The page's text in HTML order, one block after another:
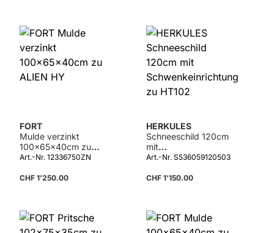
FORT
Mulde verzinkt
100x65x40cm zu
ALIEN HY
Art.-Nr. 12336750ZN
CHF 1’250.00
HERKULES
Schneeschild 120cm
mit
Schwenkeinrichtung
Art.-Nr. S536059120503
CHF 1’150.00